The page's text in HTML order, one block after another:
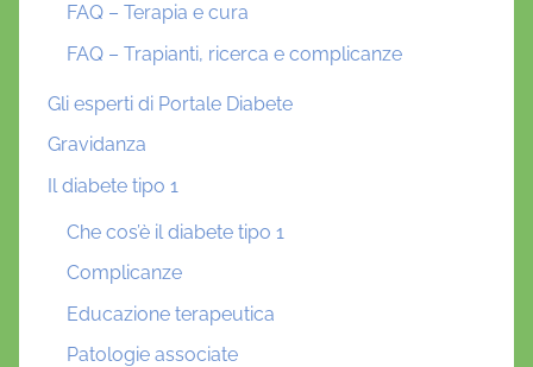
FAQ – Terapia e cura
FAQ – Trapianti, ricerca e complicanze
Gli esperti di Portale Diabete
Gravidanza
Il diabete tipo 1
Che cos’è il diabete tipo 1
Complicanze
Educazione terapeutica
Patologie associate